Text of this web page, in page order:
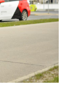
в
наверное,
предлагаются,
не вызывали
такая